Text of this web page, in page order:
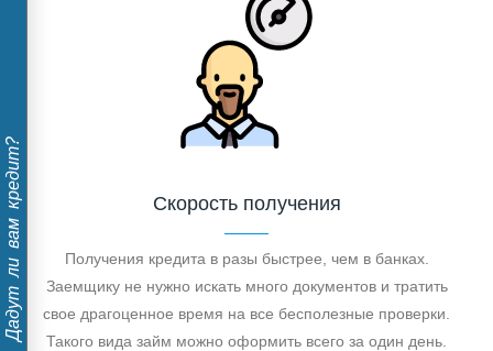
Дадут ли вам кредит? Скорость получения
Получения кредита в разы быстрее, чем в банках.
Заемщику не нужно искать много документов и тратить
свое драгоценное время на все бесполезные проверки.
Такого вида займ можно оформить всего за один день.